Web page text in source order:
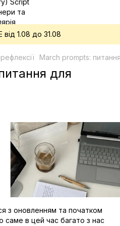
від 1.08 до 31.08
March prompts:
для
з оновленням та початком
саме в цей час багато з нас